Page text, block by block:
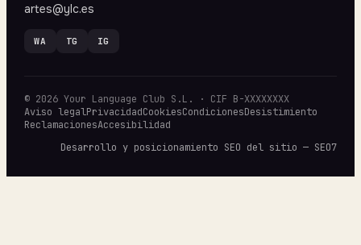
artes@ylc.es
WA TG IG
© 2026 Your Language Club S.L. · CIF B-XXXXXXXX
Aviso legalPrivacidadCookiesCondicionesDesistimiento
ReclamacionesAccesibilidad
Desarrollo y posicionamiento SEO del sitio — SEO7